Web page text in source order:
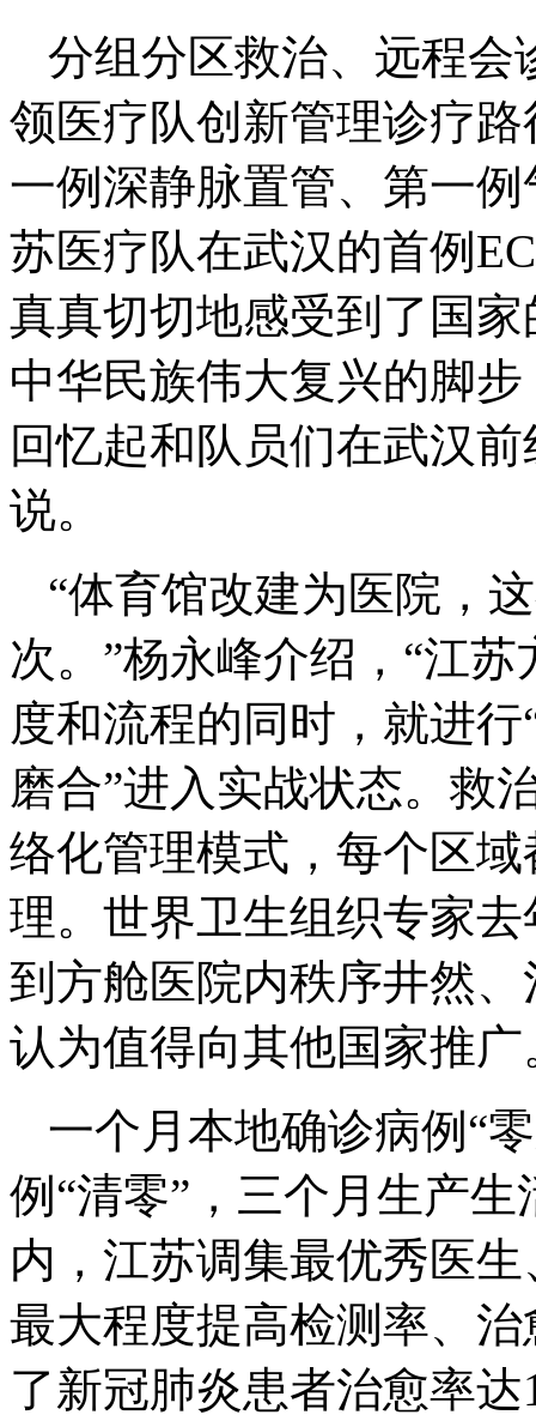
分组分区救治、远程
领医疗队创新管理诊疗
一例深静脉置管、第一
苏医疗队在武汉的首例
真真切切地感受到了国
中华民族伟大复兴的脚
回忆起和队员们在武汉
说。
“体育馆改建为医院，
次。”杨永峰介绍，“江
度和流程的同时，就进
磨合”进入实战状态。救
络化管理模式，每个区
理。世界卫生组织专家
到方舱医院内秩序井然
认为值得向其他国家推广
一个月本地确诊病例“
例“清零”，三个月生产
内，江苏调集最优秀医
最大程度提高检测率、
了新冠肺炎患者治愈率